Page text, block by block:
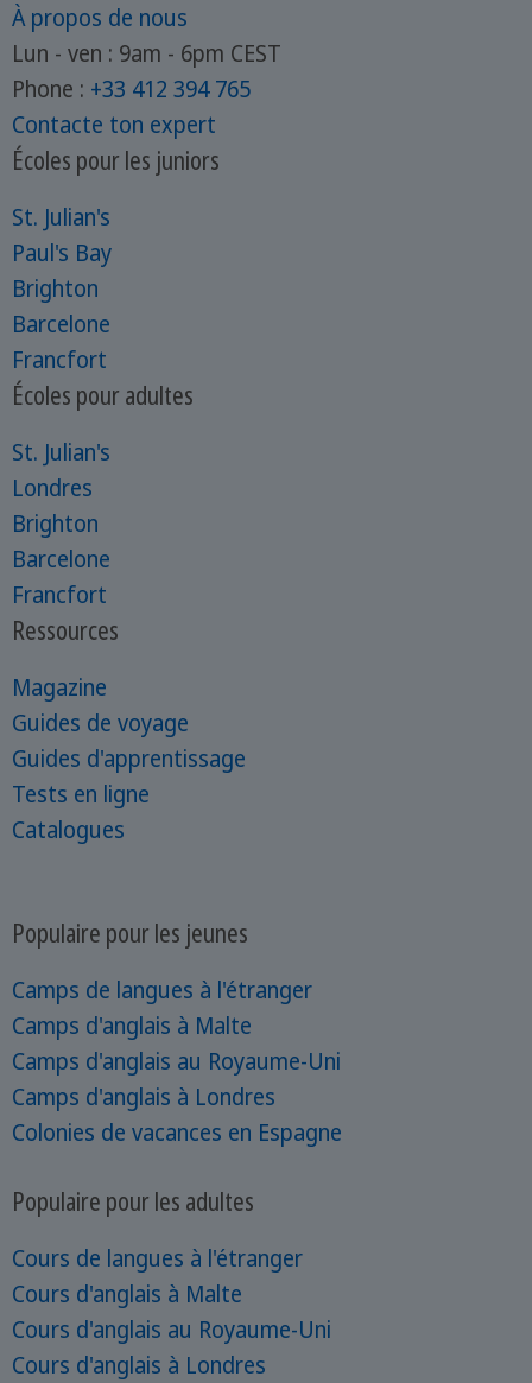
À propos de nous
Lun - ven : 9am - 6pm CEST
Phone : +33 412 394 765
Contacte ton expert
Écoles pour les juniors
St. Julian's
Paul's Bay
Brighton
Barcelone
Francfort
Écoles pour adultes
St. Julian's
Londres
Brighton
Barcelone
Francfort
Ressources
Magazine
Guides de voyage
Guides d'apprentissage
Tests en ligne
Catalogues
Populaire pour les jeunes
Camps de langues à l'étranger
Camps d'anglais à Malte
Camps d'anglais au Royaume-Uni
Camps d'anglais à Londres
Colonies de vacances en Espagne
Populaire pour les adultes
Cours de langues à l'étranger
Cours d'anglais à Malte
Cours d'anglais au Royaume-Uni
Cours d'anglais à Londres